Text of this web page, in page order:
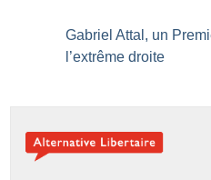
Gabriel Attal, un
l’extrême droite